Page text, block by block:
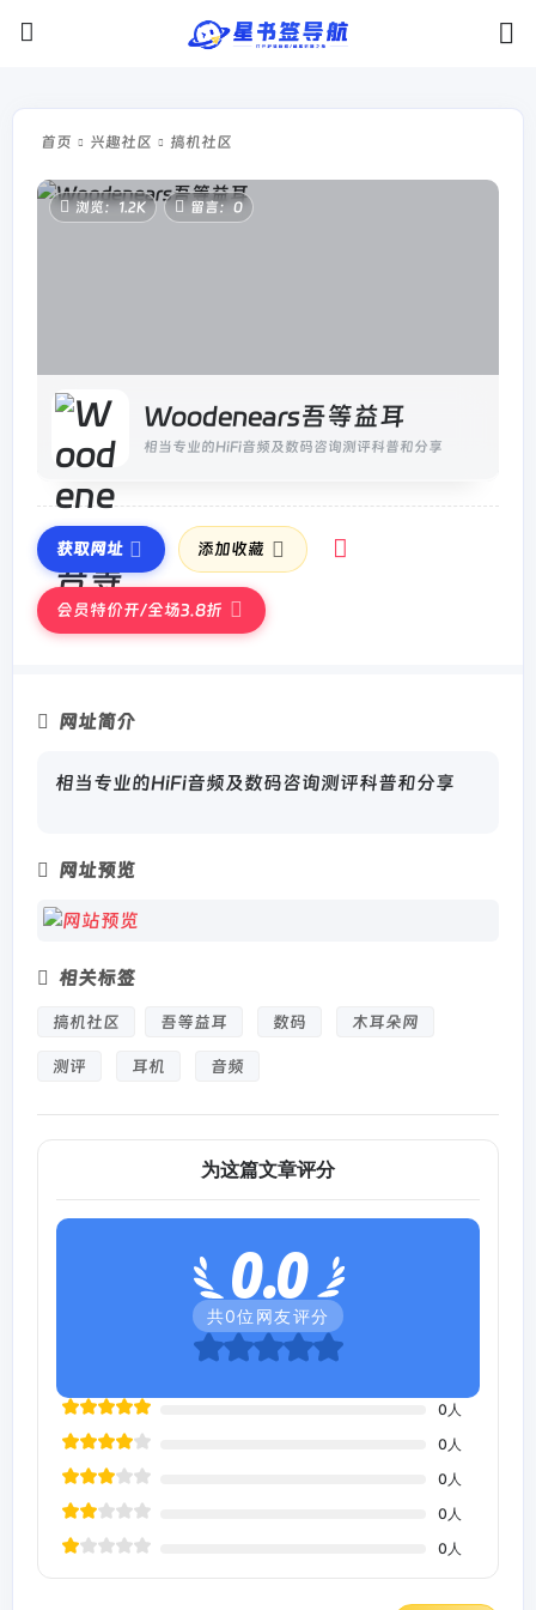
首页 兴趣社区 搞机社区
浏览：1.2K 留言：0
Woodenears吾等益耳
相当专业的HiFi音频及数码咨询测评科普和分享
获取网址 添加收藏
会员特价开/全场3.8折
网址简介
相当专业的HiFi音频及数码咨询测评科普和分享
网址预览
相关标签
搞机社区 吾等益耳 数码 木耳朵网
测评 耳机 音频
为这篇文章评分
0.0
共0位网友评分
0 人
0 人
0 人
0 人
0 人